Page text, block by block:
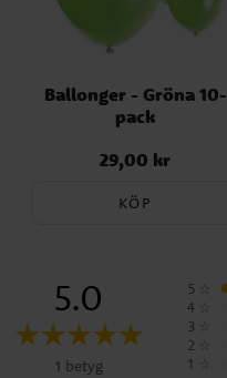
Ballonger - Gröna 10-
pack
Pris:29,00 kr
29,00 kr
KÖP
5.0
1 betyg
5
4
3
2
1